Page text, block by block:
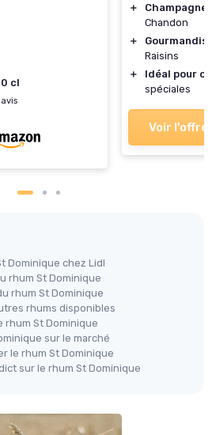
cl
＋
Champagne
Chandon
＋
Raisins
＋
Idéal pour
spéciales
Voir l'offre
Dominique chez Lidl
rhum St Dominique
rhum St Dominique
rhums disponibles
rhum St Dominique
sur le marché
le rhum St Dominique
sur le rhum St Dominique